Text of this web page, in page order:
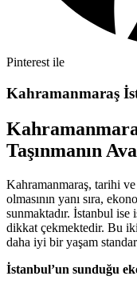
Pinterest ile
Kahramanmaraş
Taşınmanın
Kahramanmaraş, tarihi
olmasının yanı sıra,
sunmaktadır. İstanbul
dikkat çekmektedir. Bu
daha iyi bir yaşam
İstanbul’un sunduğu